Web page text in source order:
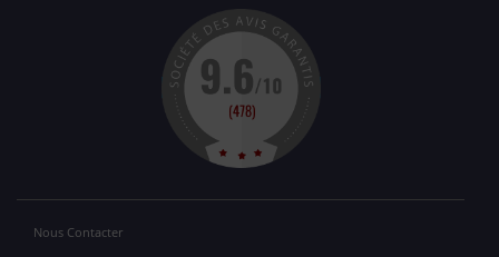
Nous Contacter